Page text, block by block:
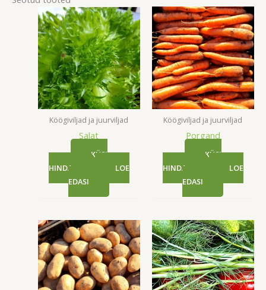
Köögiviljad ja juurviljad
Salat
KÜSI
HINDA
LOE
EDASI
Köögiviljad ja juurviljad
Porgand
KÜSI
HINDA
LOE
EDASI